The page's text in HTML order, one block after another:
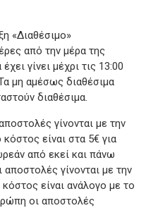
«Διαθέσιμο»
από την μέρα της
γίνει μέχρι τις 13:00
μη αμέσως διαθέσιμα
διαθέσιμα.
γίνονται με την
είναι στα 5€ για
από εκεί και πάνω
γίνονται με την
είναι ανάλογο με το
οι αποστολές